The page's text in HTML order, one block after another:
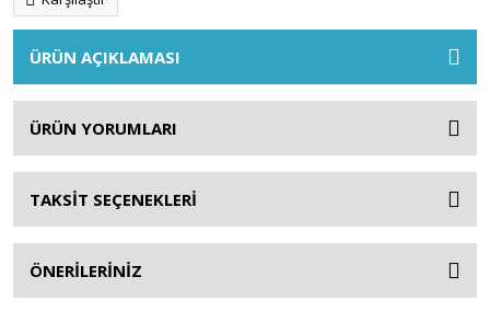
ÜRÜN AÇIKLAMASI
ÜRÜN YORUMLARI
TAKSİT SEÇENEKLERİ
ÖNERİLERİNİZ